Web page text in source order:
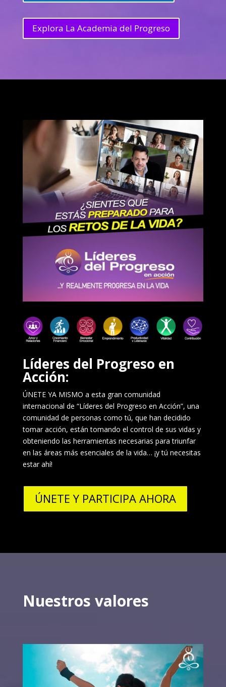
Explora La Academia del Progreso
Líderes del Progreso en
Acción:
ÚNETE YA MISMO a esta gran comunidad
internacional de “Líderes del Progreso en Acción”, una
comunidad de personas como tú, que han decidido
tomar acción, están tomando el control de sus vidas y
obteniendo las herramientas necesarias para triunfar
en las áreas más esenciales de la vida… ¡y tú necesitas
estar ahí!
ÚNETE Y PARTICIPA AHORA
Nuestros valores